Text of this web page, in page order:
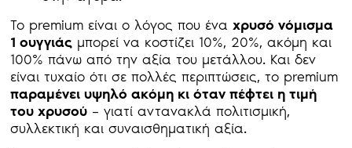
Το premium είναι ο λόγος που έναχρυσό νόμισμα
1 ουγγιάς μπορεί να κοστίζει 10%, 20%, ακόμη και
100% πάνω από την αξία του μετάλλου. Και δεν
είναι τυχαίο ότι σε πολλές περιπτώσεις, το premium
παραμένει υψηλό ακόμη κι όταν πέφτει η τιμή
του χρυσού – γιατί αντανακλά πολιτισμική,
συλλεκτική και συναισθηματική αξία.